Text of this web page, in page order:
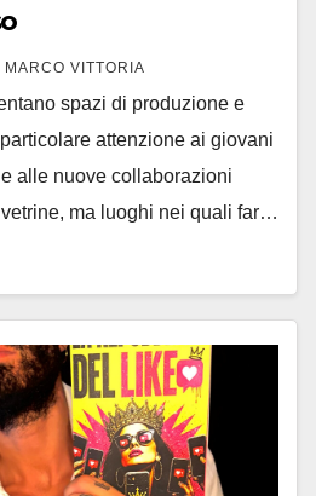
MARCO VITTORIA
spazi di produzione e
attenzione ai giovani
alle nuove collaborazioni
ma luoghi nei quali far…